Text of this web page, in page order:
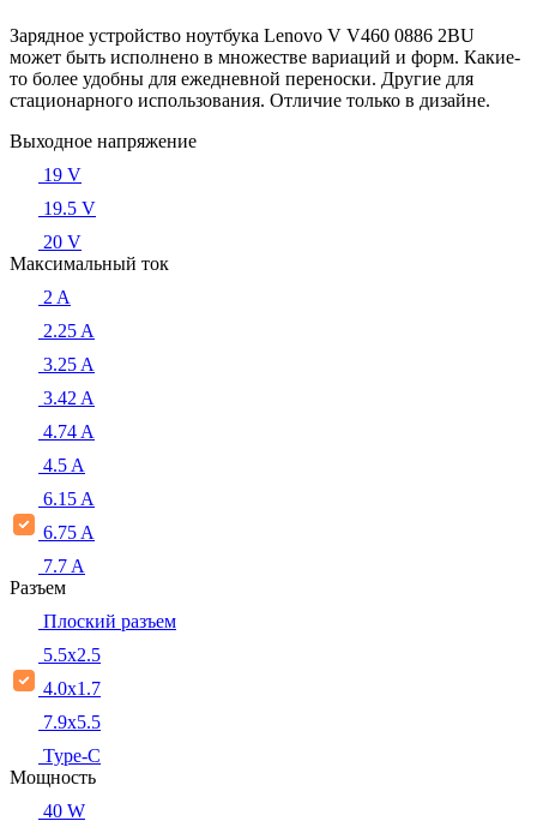
Зарядное устройство ноутбука Lenovo V V460 0886 2BU
может быть исполнено в множестве вариаций и форм. Какие-
то более удобны для ежедневной переноски. Другие для
стационарного использования. Отличие только в дизайне.
Выходное напряжение
19 V
19.5 V
20 V
Максимальный ток
2 A
2.25 A
3.25 A
3.42 A
4.74 A
4.5 A
6.15 A
6.75 A
7.7 A
Разъем
Плоский разъем
5.5x2.5
4.0x1.7
7.9x5.5
Type-C
Мощность
40 W